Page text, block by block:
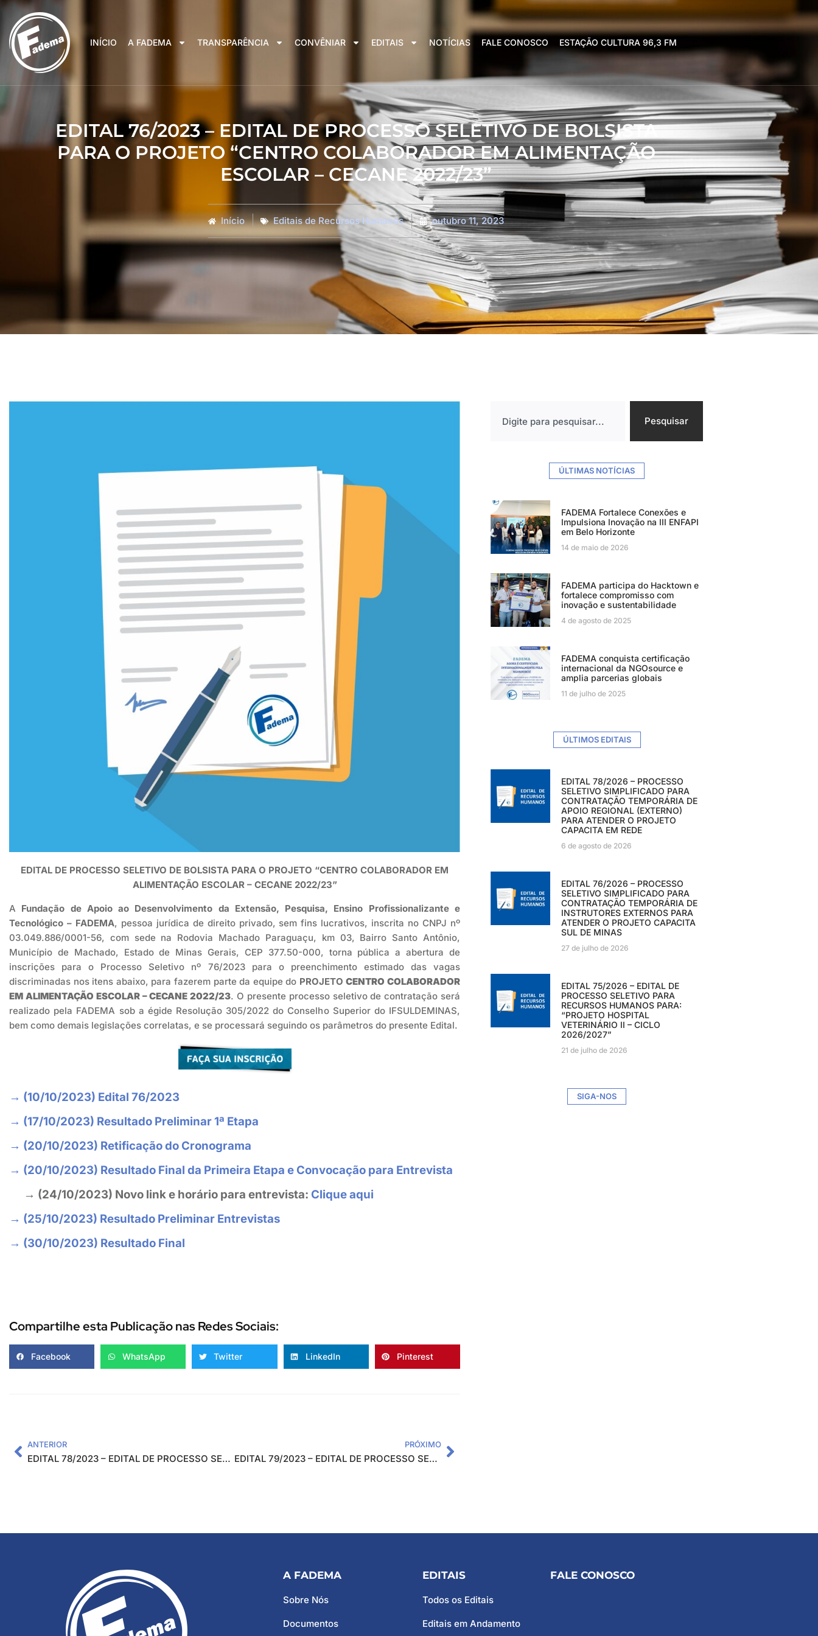
INÍCIO A FADEMA TRANSPARÊNCIA CONVÊNIAR EDITAIS NOTÍCIAS FALE CONOSCO ESTAÇÃO CULTURA 96,3 FM
EDITAL 76/2023 – EDITAL DE PROCESSO SELETIVO DE BOLSISTA
PARA O PROJETO “CENTRO COLABORADOR EM ALIMENTAÇÃO
ESCOLAR – CECANE 2022/23”
Início Editais de Recursos Humanos outubro 11, 2023
EDITAL DE PROCESSO SELETIVO DE BOLSISTA PARA O PROJETO “CENTRO COLABORADOR EM
ALIMENTAÇÃO ESCOLAR – CECANE 2022/23”
A Fundação de Apoio ao Desenvolvimento da Extensão, Pesquisa, Ensino Profissionalizante e
Tecnológico – FADEMA, pessoa jurídica de direito privado, sem fins lucrativos, inscrita no CNPJ nº
03.049.886/0001-56, com sede na Rodovia Machado Paraguaçu, km 03, Bairro Santo Antônio,
Município de Machado, Estado de Minas Gerais, CEP 377.50-000, torna pública a abertura de
inscrições para o Processo Seletivo nº 76/2023 para o preenchimento estimado das vagas
discriminadas nos itens abaixo, para fazerem parte da equipe do PROJETOCENTRO COLABORADOR
EM ALIMENTAÇÃO ESCOLAR – CECANE 2022/23. O presente processo seletivo de contratação será
realizado pela FADEMA sob a égide Resolução 305/2022 do Conselho Superior do IFSULDEMINAS,
bem como demais legislações correlatas, e se processará seguindo os parâmetros do presente Edital.
→ (10/10/2023) Edital 76/2023
→ (17/10/2023) Resultado Preliminar 1ª Etapa
→ (20/10/2023) Retificação do Cronograma
→ (20/10/2023) Resultado Final da Primeira Etapa e Convocação para Entrevista
→ (24/10/2023) Novo link e horário para entrevista: Clique aqui
→ (25/10/2023) Resultado Preliminar Entrevistas
→ (30/10/2023) Resultado Final
Compartilhe esta Publicação nas Redes Sociais:
Facebook WhatsApp Twitter LinkedIn Pinterest
ANTERIOR
EDITAL 78/2023 – EDITAL DE PROCESSO SELETIVO PARA CONTRATAÇÃO TEMPORÁRIA DE BOLSISTAS INTERNOS PARA ATUAREM NO PROJETO ANÁLISE DE SOLOS E FOLIAR PARA A CIDADE DE MACHADO E REGIÃO
PRÓXIMO
EDITAL 79/2023 – EDITAL DE PROCESSO SELETIVO PARA CONTRATAÇÃO TEMPORÁRIA DE PROFISSIONAIS PARA ATUAREM NO PROJETO: “CENTRO DE FORMAÇÃO E INCLUSÃO DIGITAL EM PARAGUAÇU”
Pesquisar
ÚLTIMAS NOTÍCIAS
FADEMA Fortalece Conexões e
Impulsiona Inovação na III ENFAPI
em Belo Horizonte
14 de maio de 2026
FADEMA participa do Hacktown e
fortalece compromisso com
inovação e sustentabilidade
4 de agosto de 2025
FADEMA conquista certificação
internacional da NGOsource e
amplia parcerias globais
11 de julho de 2025
ÚLTIMOS EDITAIS
EDITAL 78/2026 – PROCESSO
SELETIVO SIMPLIFICADO PARA
CONTRATAÇÃO TEMPORÁRIA DE
APOIO REGIONAL (EXTERNO)
PARA ATENDER O PROJETO
CAPACITA EM REDE
6 de agosto de 2026
EDITAL 76/2026 – PROCESSO
SELETIVO SIMPLIFICADO PARA
CONTRATAÇÃO TEMPORÁRIA DE
INSTRUTORES EXTERNOS PARA
ATENDER O PROJETO CAPACITA
SUL DE MINAS
27 de julho de 2026
EDITAL 75/2026 – EDITAL DE
PROCESSO SELETIVO PARA
RECURSOS HUMANOS PARA:
“PROJETO HOSPITAL
VETERINÁRIO II – CICLO
2026/2027”
21 de julho de 2026
SIGA-NOS
A FADEMA
Sobre Nós
Documentos
EDITAIS
Todos os Editais
Editais em Andamento
FALE CONOSCO